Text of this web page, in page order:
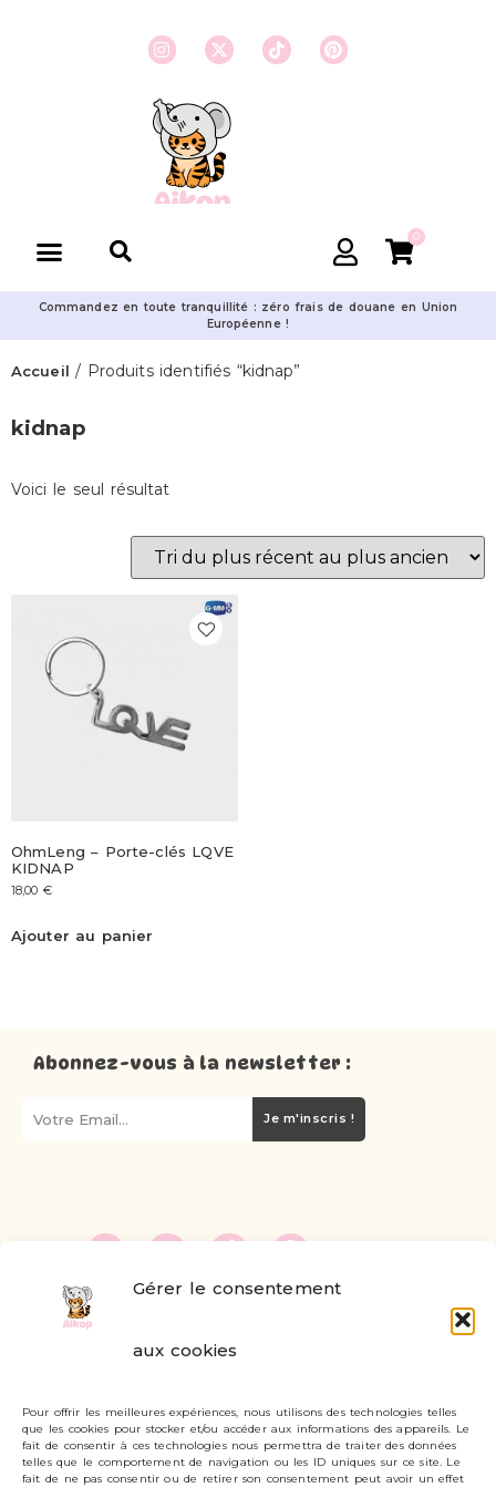
Gérer le consentement
aux cookies
Pour offrir les meilleures expériences, nous utilisons des technologies telles
que les cookies pour stocker et/ou accéder aux informations des appareils. Le
fait de consentir à ces technologies nous permettra de traiter des données
telles que le comportement de navigation ou les ID uniques sur ce site. Le
fait de ne pas consentir ou de retirer son consentement peut avoir un effet
0
Commandez en toute tranquillité : zéro frais de douane en Union
Européenne !
Accueil / Produits identifiés “kidnap”
kidnap
Voici le seul résultat
OhmLeng – Porte-clés LQVE
KIDNAP
18,00 €
Ajouter au panier
Abonnez-vous à la newsletter :
Je m'inscris !
Livraisons et retours
Mon compte